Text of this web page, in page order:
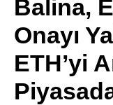
Balina,
Onayı
ETH’yi